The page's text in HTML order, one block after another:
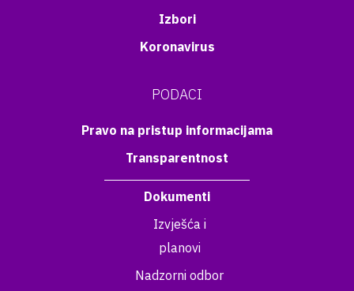
Izbori
Koronavirus
PODACI
Pravo na pristup informacijama
Transparentnost
Dokumenti
Izvješća i
planovi
Nadzorni odbor